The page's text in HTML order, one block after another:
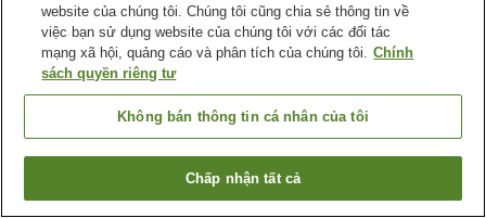
Tiện nghi chỗ nghỉ
Bãi đỗ xe
Giao Hàng Tận Nhà
Dịch Vụ Gọi Đánh Thức
Trang chủ
Via Inn Hakata Ekimae (JR West Group)
Tìm phòng trống
website của chúng tôi. Chúng tôi cũng chia sẻ thông tin về
việc bạn sử dụng website của chúng tôi với các đối tác
mạng xã hội, quảng cáo và phân tích của chúng tôi. Chính
sách quyền riêng tư
Không bán thông tin cá nhân của tôi
Chấp nhận tất cả